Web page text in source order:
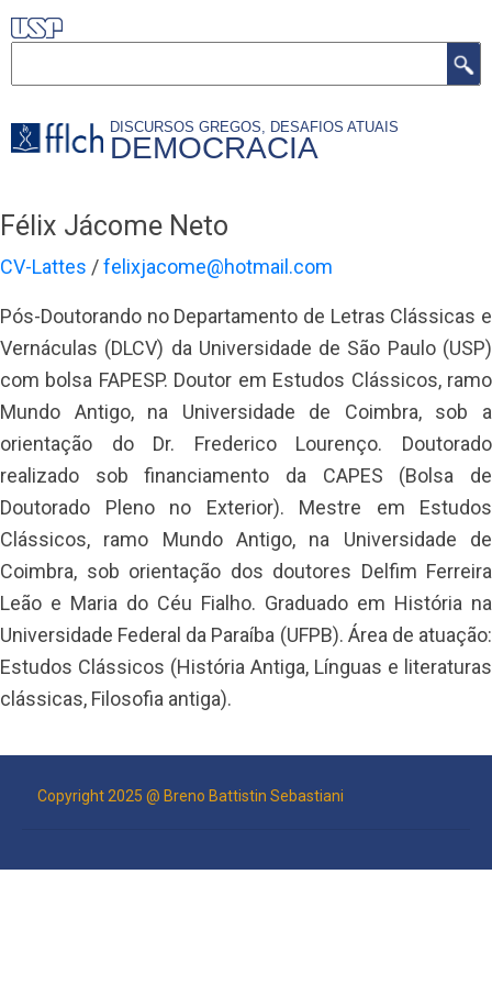
Pular
para
principal
PRINCIPALDISCURSOS GREGOS, DESAFIOS ATUAIS
DEMOCRACIA
Félix Jácome Neto
CV-Lattes /felixjacome@hotmail.com
Pós-Doutorando no Departamento de Letras Clássicas e
Vernáculas (DLCV) da Universidade de São Paulo (USP)
com bolsa FAPESP. Doutor em Estudos Clássicos, ramo
Mundo Antigo, na Universidade de Coimbra, sob a
orientação do Dr. Frederico Lourenço. Doutorado
realizado sob financiamento da CAPES (Bolsa de
Doutorado Pleno no Exterior). Mestre em Estudos
Clássicos, ramo Mundo Antigo, na Universidade de
Coimbra, sob orientação dos doutores Delfim Ferreira
Leão e Maria do Céu Fialho. Graduado em História na
Universidade Federal da Paraíba (UFPB). Área de atuação:
Estudos Clássicos (História Antiga, Línguas e literaturas
clássicas, Filosofia antiga).
RODAPÉ
Copyright 2025 @ Breno Battistin Sebastiani